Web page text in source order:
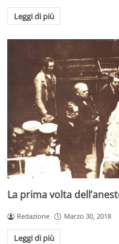
Leggi di più
La prima volta
Redazione Marzo 30, 2018
Leggi di più